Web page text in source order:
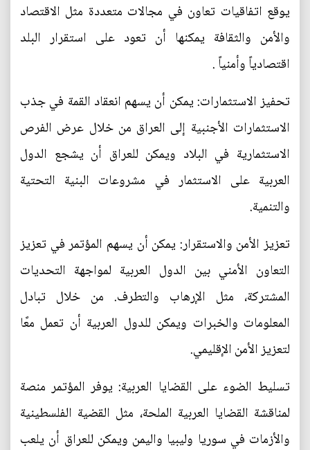
يوقع اتفاقيات تعاون في مجالات متعددة مثل الاقتصاد
والأمن والثقافة يمكنها أن تعود على استقرار البلد
اقتصادياً وأمنياً .
تحفيز الاستثمارات: يمكن أن يسهم انعقاد القمة في جذب
الاستثمارات الأجنبية إلى العراق من خلال عرض الفرص
الاستثمارية في البلاد ويمكن للعراق أن يشجع الدول
العربية على الاستثمار في مشروعات البنية التحتية
والتنمية.
تعزيز الأمن والاستقرار: يمكن أن يسهم المؤتمر في تعزيز
التعاون الأمني بين الدول العربية لمواجهة التحديات
المشتركة، مثل الإرهاب والتطرف. من خلال تبادل
المعلومات والخبرات ويمكن للدول العربية أن تعمل معًا
لتعزيز الأمن الإقليمي.
تسليط الضوء على القضايا العربية: يوفر المؤتمر منصة
لمناقشة القضايا العربية الملحة، مثل القضية الفلسطينية
والأزمات في سوريا وليبيا واليمن ويمكن للعراق أن يلعب